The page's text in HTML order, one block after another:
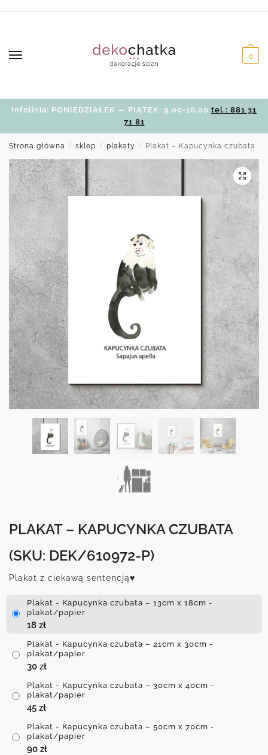
0
Infolinia: PONIEDZIAŁEK — PIĄTEK: 9.00-16.00 tel.: 881 31
71 81
Strona główna / sklep / plakaty / Plakat – Kapucynka czubata
PLAKAT – KAPUCYNKA CZUBATA
(SKU: DEK/610972-P)
Plakat z ciekawą sentencją♥
Plakat - Kapucynka czubata – 13cm x 18cm -
plakat/papier
18 zł
Plakat - Kapucynka czubata – 21cm x 30cm -
plakat/papier
30 zł
Plakat - Kapucynka czubata – 30cm x 40cm -
plakat/papier
45 zł
Plakat - Kapucynka czubata – 50cm x 70cm -
plakat/papier
90 zł